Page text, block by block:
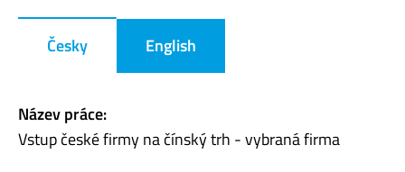
Česky English
Název práce:
Vstup české firmy na čínský trh - vybraná firma